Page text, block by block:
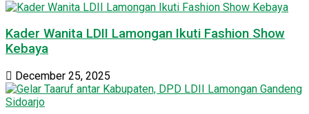
Kader Wanita LDII Lamongan Ikuti Fashion Show
Kebaya
December 25, 2025